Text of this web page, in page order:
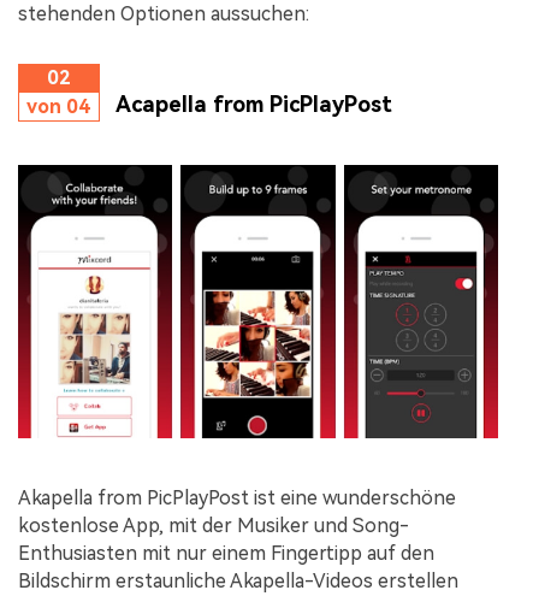
stehenden Optionen aussuchen:
02
von 04
Acapella from PicPlayPost
Akapella from PicPlayPost ist eine wunderschöne
kostenlose App, mit der Musiker und Song-
Enthusiasten mit nur einem Fingertipp auf den
Bildschirm erstaunliche Akapella-Videos erstellen